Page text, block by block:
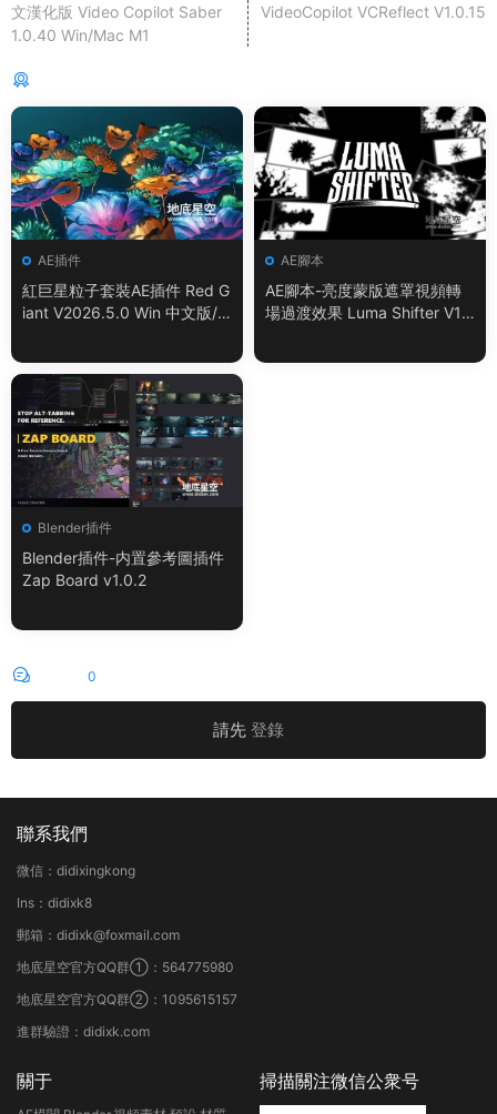
文漢化版 Video Copilot Saber
1.0.40 Win/Mac M1
VideoCopilot VCReflect V1.0.15
AE插件
紅巨星粒子套裝AE插件 Red G
iant V2026.5.0 Win 中文版/
AE腳本
AE腳本-亮度蒙版遮罩視頻轉
場過渡效果 Luma Shifter V1.
Blender插件
Blender插件-内置參考圖插件
Zap Board v1.0.2
0
請先 登錄
聯系我們
微信：didixingkong
Ins：didixk8
郵箱：didixk@foxmail.com
地底星空官方QQ群①：564775980
地底星空官方QQ群②：1095615157
進群驗證：didixk.com
關于 掃描關注微信公衆号